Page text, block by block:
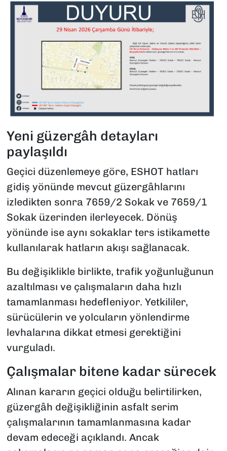
Yeni güzergâh detayları
paylaşıldı
Geçici düzenlemeye göre, ESHOT hatları
gidiş yönünde mevcut güzergâhlarını
izledikten sonra 7659/2 Sokak ve 7659/1
Sokak üzerinden ilerleyecek. Dönüş
yönünde ise aynı sokaklar ters istikamette
kullanılarak hatların akışı sağlanacak.
Bu değişiklikle birlikte, trafik yoğunluğunun
azaltılması ve çalışmaların daha hızlı
tamamlanması hedefleniyor. Yetkililer,
sürücülerin ve yolcuların yönlendirme
levhalarına dikkat etmesi gerektiğini
vurguladı.
Çalışmalar bitene kadar sürecek
Alınan kararın geçici olduğu belirtilirken,
güzergâh değişikliğinin asfalt serim
çalışmalarının tamamlanmasına kadar
devam edeceği açıklandı. Ancak